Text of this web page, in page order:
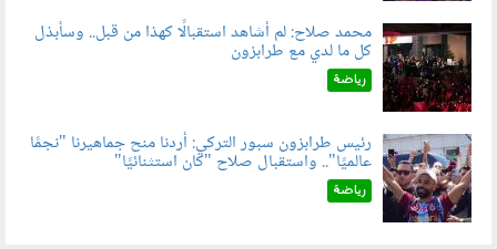
060802.jpg
محمد صلاح: لم أشاهد استقبالًا كهذا من قبل.. وسأبذل
كل ما لدي مع طرابزون
رياضة
060803.jpg
رئيس طرابزون سبور التركي: أردنا منح جماهيرنا "نجمًا
عالميًا".. واستقبال صلاح "كان استثنائيًا"
رياضة